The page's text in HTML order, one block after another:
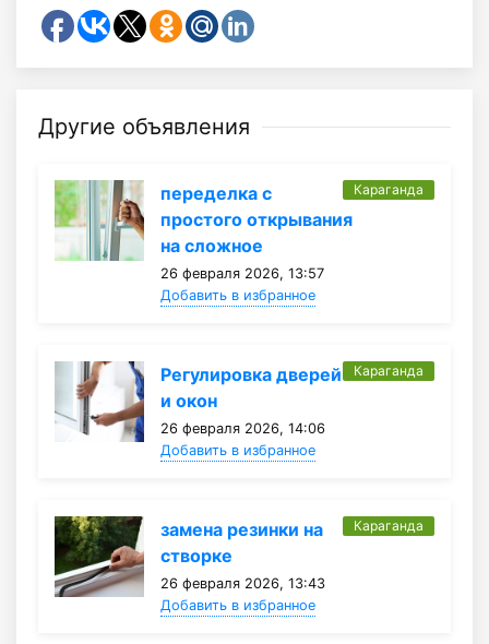
Другие объявления
переделка с
простого открывания
на сложное
26 февраля 2026, 13:57
Добавить в избранное
Караганда
Регулировка дверей
и окон
26 февраля 2026, 14:06
Добавить в избранное
Караганда
замена резинки на
створке
26 февраля 2026, 13:43
Добавить в избранное
Караганда